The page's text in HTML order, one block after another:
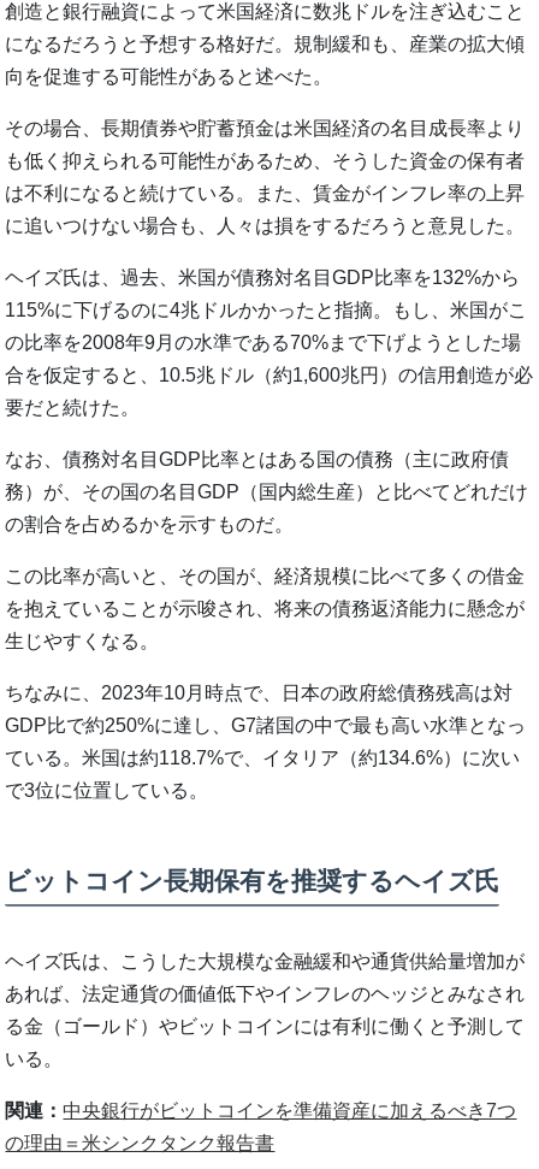
創造と銀行融資によって米国経済に数兆ドルを注ぎ込むこと
になるだろうと予想する格好だ。規制緩和も、産業の拡大傾
向を促進する可能性があると述べた。
その場合、長期債券や貯蓄預金は米国経済の名目成長率より
も低く抑えられる可能性があるため、そうした資金の保有者
は不利になると続けている。また、賃金がインフレ率の上昇
に追いつけない場合も、人々は損をするだろうと意見した。
ヘイズ氏は、過去、米国が債務対名目GDP比率を132%から
115%に下げるのに4兆ドルかかったと指摘。もし、米国がこ
の比率を2008年9月の水準である70%まで下げようとした場
合を仮定すると、10.5兆ドル（約1,600兆円）の信用創造が必
要だと続けた。
なお、債務対名目GDP比率とはある国の債務（主に政府債
務）が、その国の名目GDP（国内総生産）と比べてどれだけ
の割合を占めるかを示すものだ。
この比率が高いと、その国が、経済規模に比べて多くの借金
を抱えていることが示唆され、将来の債務返済能力に懸念が
生じやすくなる。
ちなみに、2023年10月時点で、日本の政府総債務残高は対
GDP比で約250%に達し、G7諸国の中で最も高い水準となっ
ている。米国は約118.7%で、イタリア（約134.6%）に次い
で3位に位置している。
ビットコイン長期保有を推奨するヘイズ氏
ヘイズ氏は、こうした大規模な金融緩和や通貨供給量増加が
あれば、法定通貨の価値低下やインフレのヘッジとみなされ
る金（ゴールド）やビットコインには有利に働くと予測して
いる。
関連： 中央銀行がビットコインを準備資産に加えるべき7つ
の理由＝米シンクタンク報告書